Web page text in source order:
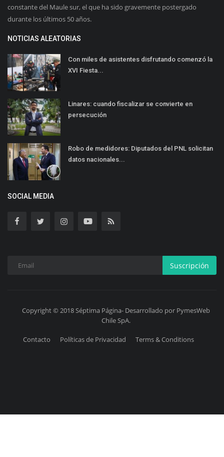
constante del Maule sur, el que ha sido gravemente postergado
durante los últimos 50 años.
NOTICIAS ALEATORIAS
Con miles de asistentes disfrutando comenzó la
XVI Fiesta...
Linares: cuando fiscalizar se convierte en
persecución
Robo de medidores: Diputados del PNL solicitan
datos nacionales...
SOCIAL MEDIA
Suscripción
Copyright © 2018 Séptima Página- Desarrollado por PymesWeb
Chile SpA.
Contacto Políticas de Privacidad Terms & Conditions